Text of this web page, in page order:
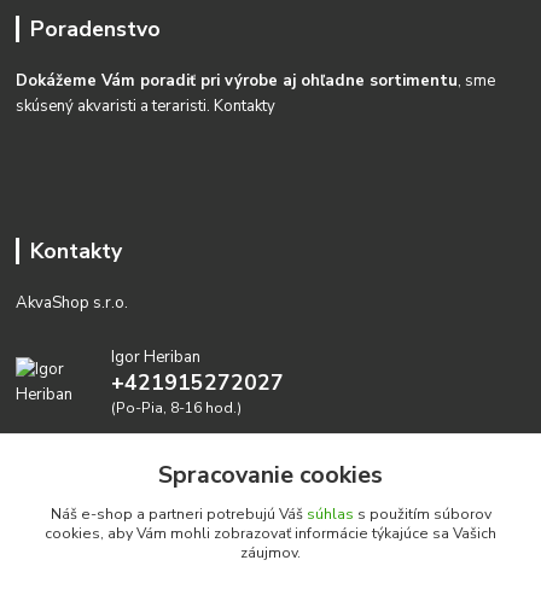
Poradenstvo
Dokážeme Vám poradiť pri výrobe aj ohľadne sortimentu, sme
skúsený akvaristi a teraristi.Kontakty
Kontakty
AkvaShop s.r.o.
Igor Heriban
+421915272027
(Po-Pia, 8-16 hod.)
Spracovanie cookies
Náš e-shop a partneri potrebujú Váš súhlas s použitím súborov
cookies, aby Vám mohli zobrazovať informácie týkajúce sa Vašich
záujmov.